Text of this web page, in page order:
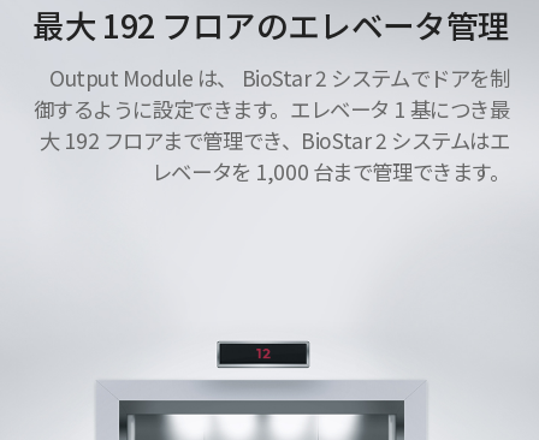
最大 192 フロアのエレベータ管理
Output Module は、 BioStar 2 システムでドアを制
御するように設定できます。エレベータ 1 基につき最
大 192 フロアまで管理でき、BioStar 2 システムはエ
レベータを 1,000 台まで管理できます。